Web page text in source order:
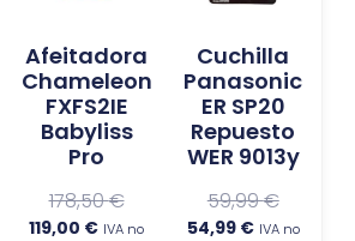
Afeitadora
Chameleon
FXFS2IE
Babyliss
Pro
178,50€
119,00 € IVA no
Cuchilla
Panasonic
ER SP20
Repuesto
WER 9013y
59,99€
54,99 € IVA no